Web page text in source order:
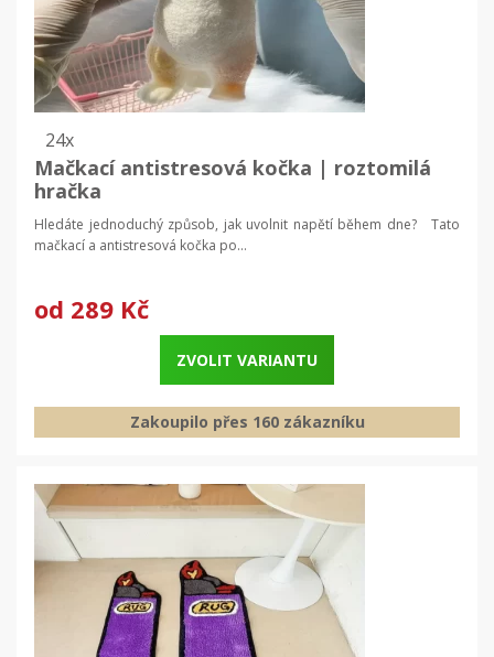
24x
Mačkací antistresová kočka | roztomilá
hračka
Hledáte jednoduchý způsob, jak uvolnit napětí během dne? Tato
mačkací a antistresová kočka po...
od 289 Kč
ZVOLIT VARIANTU
Zakoupilo přes 160 zákazníku